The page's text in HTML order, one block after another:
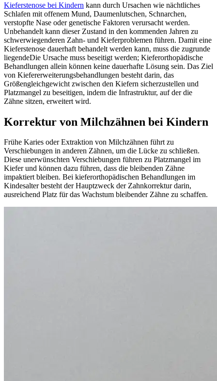
Kieferstenose bei Kindern kann durch Ursachen wie nächtliches
Schlafen mit offenem Mund, Daumenlutschen, Schnarchen,
verstopfte Nase oder genetische Faktoren verursacht werden.
Unbehandelt kann dieser Zustand in den kommenden Jahren zu
schwerwiegenderen Zahn- und Kieferproblemen führen. Damit eine
Kieferstenose dauerhaft behandelt werden kann, muss die zugrunde
liegendeDie Ursache muss beseitigt werden; Kieferorthopädische
Behandlungen allein können keine dauerhafte Lösung sein. Das Ziel
von Kiefererweiterungsbehandlungen besteht darin, das
Größengleichgewicht zwischen den Kiefern sicherzustellen und
Platzmangel zu beseitigen, indem die Infrastruktur, auf der die
Zähne sitzen, erweitert wird.
Korrektur von Milchzähnen bei Kindern
Frühe Karies oder Extraktion von Milchzähnen führt zu
Verschiebungen in anderen Zähnen, um die Lücke zu schließen.
Diese unerwünschten Verschiebungen führen zu Platzmangel im
Kiefer und können dazu führen, dass die bleibenden Zähne
impaktiert bleiben. Bei kieferorthopädischen Behandlungen im
Kindesalter besteht der Hauptzweck der Zahnkorrektur darin,
ausreichend Platz für das Wachstum bleibender Zähne zu schaffen.